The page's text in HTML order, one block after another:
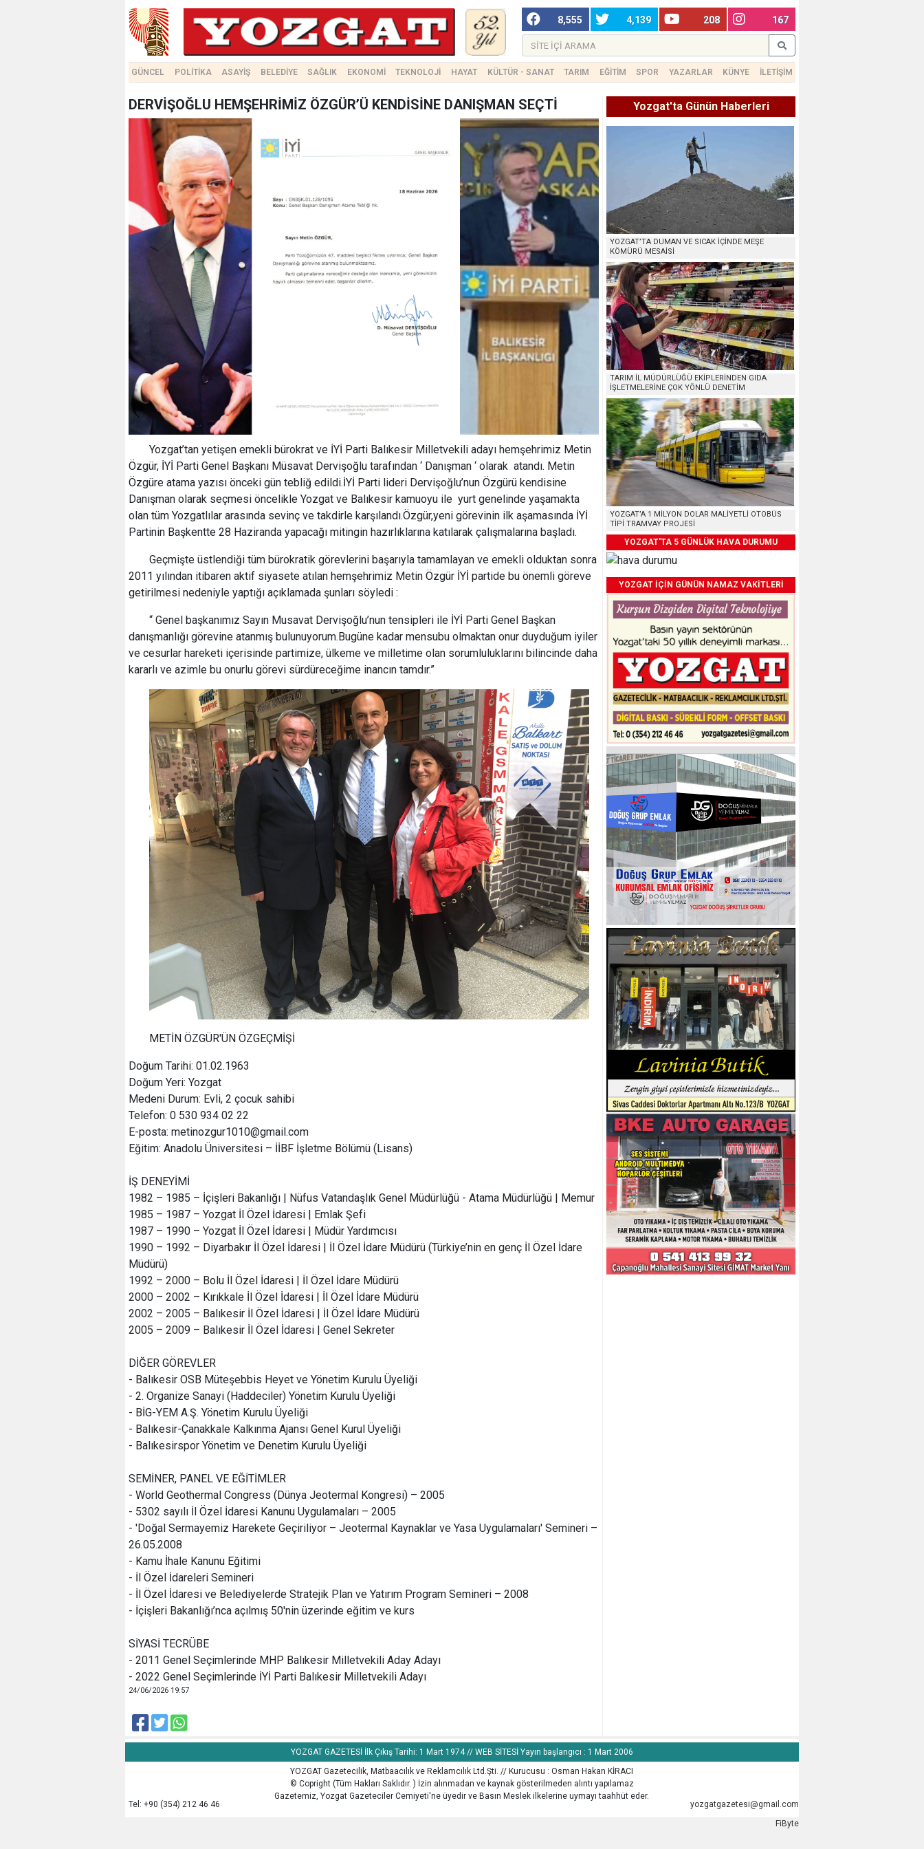
8,555 4,139 208 167
GÜNCEL POLİTİKA ASAYİŞ BELEDİYE SAĞLIK EKONOMİ TEKNOLOJİ HAYAT KÜLTÜR - SANAT TARIM EĞİTİM SPOR YAZARLAR KÜNYE İLETİŞİM
DERVİŞOĞLU HEMŞEHRİMİZ ÖZGÜR’Ü KENDİSİNE DANIŞMAN SEÇTİ
Yozgat’tan yetişen emekli bürokrat ve İYİ Parti Balıkesir Milletvekili adayı hemşehrimiz Metin
Özgür, İYİ Parti Genel Başkanı Müsavat Dervişoğlu tarafından ‘ Danışman ‘ olarak atandı. Metin
Özgüre atama yazısı önceki gün tebliğ edildi.İYİ Parti lideri Dervişoğlu’nun Özgürü kendisine
Danışman olarak seçmesi öncelikle Yozgat ve Balıkesir kamuoyu ile yurt genelinde yaşamakta
olan tüm Yozgatlılar arasında sevinç ve takdirle karşılandı.Özgür,yeni görevinin ilk aşamasında İYİ
Partinin Başkentte 28 Haziranda yapacağı mitingin hazırlıklarına katılarak çalışmalarına başladı.
Geçmişte üstlendiği tüm bürokratik görevlerini başarıyla tamamlayan ve emekli olduktan sonra
2011 yılından itibaren aktif siyasete atılan hemşehrimiz Metin Özgür İYİ partide bu önemli göreve
getirilmesi nedeniyle yaptığı açıklamada şunları söyledi :
“ Genel başkanımız Sayın Musavat Dervişoğlu’nun tensipleri ile İYİ Parti Genel Başkan
danışmanlığı görevine atanmış bulunuyorum.Bugüne kadar mensubu olmaktan onur duyduğum iyiler
ve cesurlar hareketi içerisinde partimize, ülkeme ve milletime olan sorumluluklarını bilincinde daha
kararlı ve azimle bu onurlu görevi sürdüreceğime inancın tamdır.”
METİN ÖZGÜR'ÜN ÖZGEÇMİŞİ
Doğum Tarihi: 01.02.1963
Doğum Yeri: Yozgat
Medeni Durum: Evli, 2 çocuk sahibi
Telefon: 0 530 934 02 22
E-posta: metinozgur1010@gmail.com
Eğitim: Anadolu Üniversitesi – İİBF İşletme Bölümü (Lisans)
İŞ DENEYİMİ
1982 – 1985 – İçişleri Bakanlığı | Nüfus Vatandaşlık Genel Müdürlüğü - Atama Müdürlüğü | Memur
1985 – 1987 – Yozgat İl Özel İdaresi | Emlak Şefi
1987 – 1990 – Yozgat İl Özel İdaresi | Müdür Yardımcısı
1990 – 1992 – Diyarbakır İl Özel İdaresi | İl Özel İdare Müdürü (Türkiye’nin en genç İl Özel İdare
Müdürü)
1992 – 2000 – Bolu İl Özel İdaresi | İl Özel İdare Müdürü
2000 – 2002 – Kırıkkale İl Özel İdaresi | İl Özel İdare Müdürü
2002 – 2005 – Balıkesir İl Özel İdaresi | İl Özel İdare Müdürü
2005 – 2009 – Balıkesir İl Özel İdaresi | Genel Sekreter
DİĞER GÖREVLER
- Balıkesir OSB Müteşebbis Heyet ve Yönetim Kurulu Üyeliği
- 2. Organize Sanayi (Haddeciler) Yönetim Kurulu Üyeliği
- BİG-YEM A.Ş. Yönetim Kurulu Üyeliği
- Balıkesir-Çanakkale Kalkınma Ajansı Genel Kurul Üyeliği
- Balıkesirspor Yönetim ve Denetim Kurulu Üyeliği
SEMİNER, PANEL VE EĞİTİMLER
- World Geothermal Congress (Dünya Jeotermal Kongresi) – 2005
- 5302 sayılı İl Özel İdaresi Kanunu Uygulamaları – 2005
- 'Doğal Sermayemiz Harekete Geçiriliyor – Jeotermal Kaynaklar ve Yasa Uygulamaları' Semineri –
26.05.2008
- Kamu İhale Kanunu Eğitimi
- İl Özel İdareleri Semineri
- İl Özel İdaresi ve Belediyelerde Stratejik Plan ve Yatırım Program Semineri – 2008
- İçişleri Bakanlığı’nca açılmış 50'nin üzerinde eğitim ve kurs
SİYASİ TECRÜBE
- 2011 Genel Seçimlerinde MHP Balıkesir Milletvekili Aday Adayı
- 2022 Genel Seçimlerinde İYİ Parti Balıkesir Milletvekili Adayı
24/06/2026 19:57
Yozgat'ta Günün Haberleri
YOZGAT’TA DUMAN VE SICAK İÇİNDE MEŞE
KÖMÜRÜ MESAİSİ
TARIM İL MÜDÜRLÜĞÜ EKİPLERİNDEN GIDA
İŞLETMELERİNE ÇOK YÖNLÜ DENETİM
YOZGAT’A 1 MİLYON DOLAR MALİYETLİ OTOBÜS
TİPİ TRAMVAY PROJESİ
YOZGAT'TA 5 GÜNLÜK HAVA DURUMU
YOZGAT İÇİN GÜNÜN NAMAZ VAKİTLERİ
YOZGAT GAZETESİ İlk Çıkış Tarihi: 1 Mart 1974 // WEB SİTESİ Yayın başlangıcı : 1 Mart 2006
Tel: +90 (354) 212 46 46
YOZGAT Gazetecilik, Matbaacılık ve Reklamcılık Ltd.Şti. // Kurucusu : Osman Hakan KİRACI
© Copright (Tüm Hakları Saklıdır. ) İzin alınmadan ve kaynak gösterilmeden alıntı yapılamaz
Gazetemiz, Yozgat Gazeteciler Cemiyeti'ne üyedir ve Basın Meslek ilkelerine uymayı taahhüt eder.
yozgatgazetesi@gmail.com
FiByte